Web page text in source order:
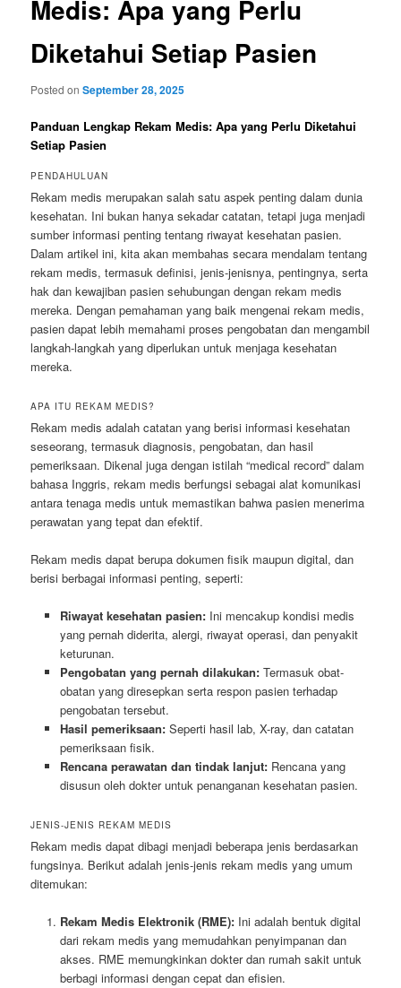
Medis: Apa yang Perlu
Diketahui Setiap Pasien
Posted onSeptember 28, 2025
Panduan Lengkap Rekam Medis: Apa yang Perlu Diketahui
Setiap Pasien
PENDAHULUAN
Rekam medis merupakan salah satu aspek penting dalam dunia
kesehatan. Ini bukan hanya sekadar catatan, tetapi juga menjadi
sumber informasi penting tentang riwayat kesehatan pasien.
Dalam artikel ini, kita akan membahas secara mendalam tentang
rekam medis, termasuk definisi, jenis-jenisnya, pentingnya, serta
hak dan kewajiban pasien sehubungan dengan rekam medis
mereka. Dengan pemahaman yang baik mengenai rekam medis,
pasien dapat lebih memahami proses pengobatan dan mengambil
langkah-langkah yang diperlukan untuk menjaga kesehatan
mereka.
APA ITU REKAM MEDIS?
Rekam medis adalah catatan yang berisi informasi kesehatan
seseorang, termasuk diagnosis, pengobatan, dan hasil
pemeriksaan. Dikenal juga dengan istilah “medical record” dalam
bahasa Inggris, rekam medis berfungsi sebagai alat komunikasi
antara tenaga medis untuk memastikan bahwa pasien menerima
perawatan yang tepat dan efektif.
Rekam medis dapat berupa dokumen fisik maupun digital, dan
berisi berbagai informasi penting, seperti:
Riwayat kesehatan pasien:Ini mencakup kondisi medis
yang pernah diderita, alergi, riwayat operasi, dan penyakit
keturunan.
Pengobatan yang pernah dilakukan:Termasuk obat-
obatan yang diresepkan serta respon pasien terhadap
pengobatan tersebut.
Hasil pemeriksaan:Seperti hasil lab, X-ray, dan catatan
pemeriksaan fisik.
Rencana perawatan dan tindak lanjut:Rencana yang
disusun oleh dokter untuk penanganan kesehatan pasien.
JENIS-JENIS REKAM MEDIS
Rekam medis dapat dibagi menjadi beberapa jenis berdasarkan
fungsinya. Berikut adalah jenis-jenis rekam medis yang umum
ditemukan:
Rekam Medis Elektronik (RME):Ini adalah bentuk digital
dari rekam medis yang memudahkan penyimpanan dan
akses. RME memungkinkan dokter dan rumah sakit untuk
berbagi informasi dengan cepat dan efisien.